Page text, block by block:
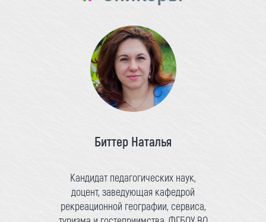
Биттер Наталья
Кандидат педагогических наук,
доцент, заведующая кафедрой
рекреационной географии, сервиса,